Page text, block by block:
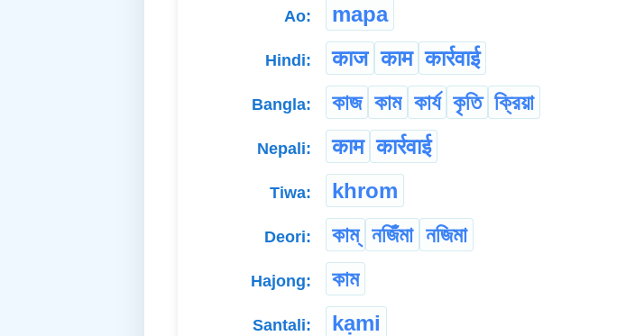
Ao: mapa
Hindi: काज काम कार्रवाई
Bangla: কাজ কাম কার্য কৃতি ক্রিয়া
Nepali: काम कार्रवाई
Tiwa: khrom
Deori: কাম্ নজিঁমা নজিমা
Hajong: কাম
Santali: kạmi